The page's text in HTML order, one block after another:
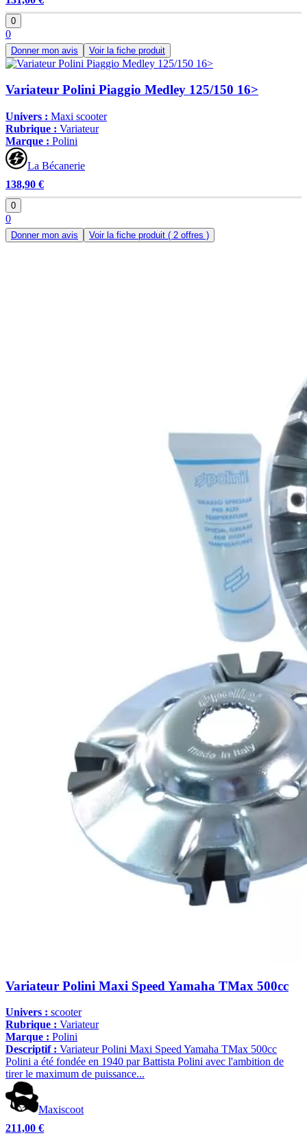
0
0
Donner mon avis Voir la fiche produit
Variateur Polini Piaggio Medley 125/150 16>
Univers : Maxi scooter
Rubrique : Variateur
Marque : Polini
La Bécanerie
138,90 €
0
0
Donner mon avis Voir la fiche produit ( 2 offres )
Variateur Polini Maxi Speed Yamaha TMax 500cc
Univers : scooter
Rubrique : Variateur
Marque : Polini
Descriptif : Variateur Polini Maxi Speed Yamaha TMax 500cc
Polini a été fondée en 1940 par Battista Polini avec l'ambition de
tirer le maximum de puissance...
Maxiscoot
211,00 €